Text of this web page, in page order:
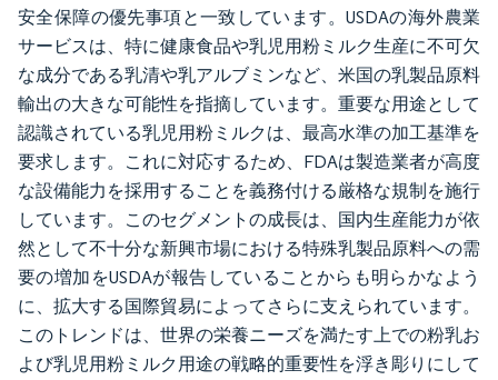
安全保障の優先事項と一致しています。USDAの海外農業
サービスは、特に健康食品や乳児用粉ミルク生産に不可欠
な成分である乳清や乳アルブミンなど、米国の乳製品原料
輸出の大きな可能性を指摘しています。重要な用途として
認識されている乳児用粉ミルクは、最高水準の加工基準を
要求します。これに対応するため、FDAは製造業者が高度
な設備能力を採用することを義務付ける厳格な規制を施行
しています。このセグメントの成長は、国内生産能力が依
然として不十分な新興市場における特殊乳製品原料への需
要の増加をUSDAが報告していることからも明らかなよう
に、拡大する国際貿易によってさらに支えられています。
このトレンドは、世界の栄養ニーズを満たす上での粉乳お
よび乳児用粉ミルク用途の戦略的重要性を浮き彫りにして